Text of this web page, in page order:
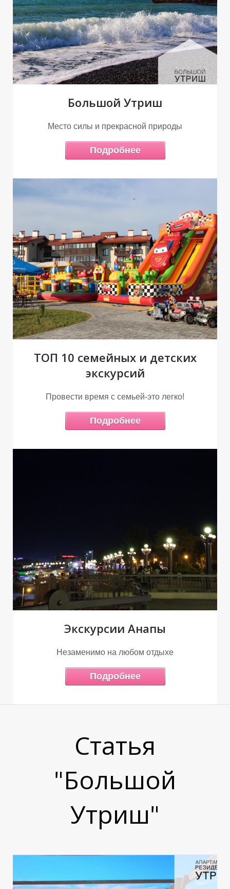
А
Я
А
П
Большой Утриш
Место силы и прекрасной природы
Подробнее
ТОП 10 семейных и детских
экскурсий
Провести время с семьей-это легко!
Подробнее
Экскурсии Анапы
Незаменимо на любом отдыхе
Подробнее
Статья
"Большой
Утриш"
З
Н
А
Т